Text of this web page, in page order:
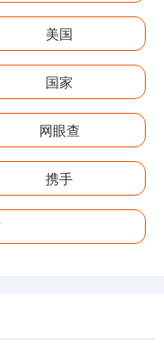
美国
国家
网眼查
携手